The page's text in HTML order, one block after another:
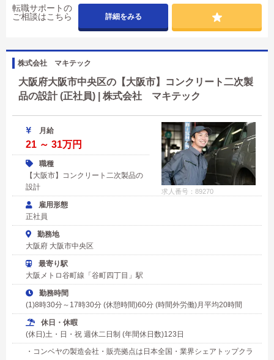
転職サポートの
ご相談はこちら
詳細をみる
株式会社 マキテック
大阪府大阪市中央区の【大阪市】コンクリート二次製
品の設計 (正社員) | 株式会社 マキテック
求人番号：89270
月給
21 ～ 31万円
職種
【大阪市】コンクリート二次製品の
設計
雇用形態
正社員
勤務地
大阪府 大阪市中央区
最寄り駅
大阪メトロ谷町線「谷町四丁目」駅
勤務時間
(1)8時30分～17時30分 (休憩時間)60分 (時間外労働)月平均20時間
休日・休暇
(休日)土・日・祝 週休二日制 (年間休日数)123日
・コンベヤの製造会社・販売拠点は日本全国・業界シェアトップクラ